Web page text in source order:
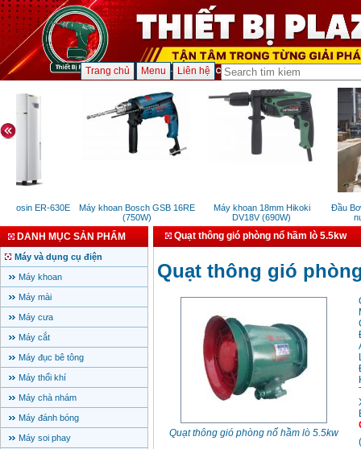
Trang chủ Menu Liên hệ
ER-630E
Máy khoan Bosch GSB 16RE
(750W)
Máy khoan 18mm Hikoki
DV18V (690W)
Đầu
DANH MỤC SẢN PHẨM
Máy và dụng cụ điện
Máy khoan
Máy mài
Máy cưa
Máy cắt
Máy đục bê tông
Máy thổi khí
Máy chà nhám
Máy đánh bóng
Máy soi phay
Quạt thông gió phòng nổ hầm lò 5.5kw
Quạt thông gió
Quạt thông gió phòng nổ hầm lò 5.5kw
(